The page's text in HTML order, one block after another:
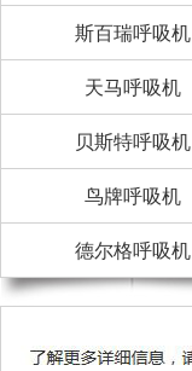
斯百瑞呼吸机
天马呼吸机
贝斯特呼吸机
鸟牌呼吸机
德尔格呼吸机